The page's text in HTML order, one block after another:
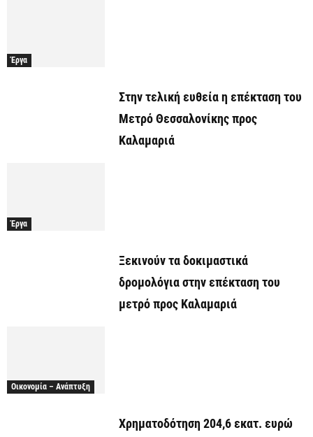
Έργα
Στην τελική ευθεία η επέκταση του
Μετρό Θεσσαλονίκης προς
Καλαμαριά
Έργα
Ξεκινούν τα δοκιμαστικά
δρομολόγια στην επέκταση του
μετρό προς Καλαμαριά
Οικονομία – Ανάπτυξη
Χρηματοδότηση 204,6 εκατ. ευρώ